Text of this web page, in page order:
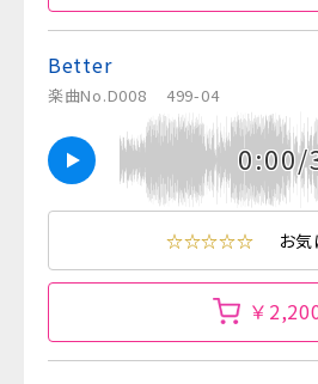
Better
楽曲No.D008 499-04
0:00/
☆☆☆☆☆ お気
￥